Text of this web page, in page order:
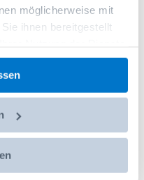
möglicherweise mit
ihnen bereitgestellt
al carrello